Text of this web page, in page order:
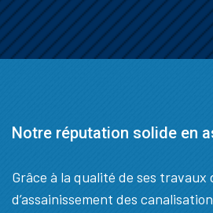
Notre réputation solide en
Grâce à la qualité de ses
d’assainissement des